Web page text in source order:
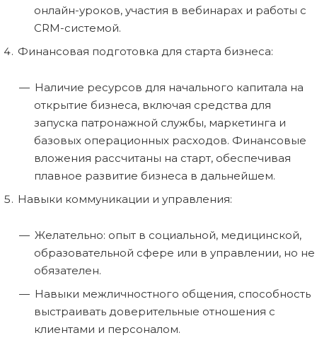
онлайн-уроков, участия в вебинарах и работы с
CRM-системой.
Финансовая подготовка для старта бизнеса:
Наличие ресурсов для начального капитала на
открытие бизнеса, включая средства для
запуска патронажной службы, маркетинга и
базовых операционных расходов. Финансовые
вложения рассчитаны на старт, обеспечивая
плавное развитие бизнеса в дальнейшем.
Навыки коммуникации и управления:
Желательно: опыт в социальной, медицинской,
образовательной сфере или в управлении, но не
обязателен.
Навыки межличностного общения, способность
выстраивать доверительные отношения с
клиентами и персоналом.